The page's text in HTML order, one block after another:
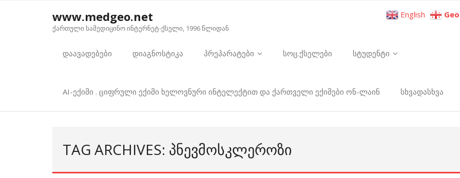
www.medgeo.net
ქართული სამედიცინო ინტერნეტ-ქსელი, 1996 წლიდან
დაავადებები დიაგნოსტიკა პრეპარატები სოც.ქსელები სტუდენტი
AI-ექიმი . ციფრული ექიმი ხელოვნური ინტელექტით და ქართველი ექიმები ონ-ლაინ სხვადასხვა
TAG ARCHIVES: ᲞᲜᲔᲕᲛᲝᲡᲙᲚᲔᲠᲝᲖᲘ
English